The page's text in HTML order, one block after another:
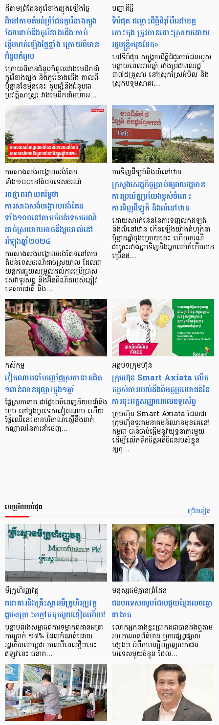
ដីតាមព្រំដែនកូរ៉េខាងត្បូងឡើងថ្លៃ​
ដីនៅតាមតំបន់ព្រំដែនកូរ៉េខាងត្បូង
ដែលជាប់នឹងកូរ៉េខាងជើង ចាប់
ផ្ដើមហក់ឡើងថ្លៃខ្លាំង ក្រោយពីមាន
ជំនួបកំពូល
ក្រោយពីមានជំនួបកំពូលរវាងមេដឹកនាំ
កូរ៉េខាងត្បូង និងកូរ៉េខាងជើង កាលពី
ប៉ុន្មានខែមុននេះ គួបផ្សំនឹងជំនួបជា
ប្រវត្តិសាស្ត្ររ វាងមេដឹកនាំមហាអ…
បញ្ហា​ដីធ្លី
ទីបំផុត ជម្លោះ​ដី​ធ្លី​ដ៏​រ៉ាំរ៉ៃ​នៅ​ខេត្ត​
កោះកុង ត្រូវ​បានដោះស្រាយ​ដោយ​
រដ្ឋមន្ត្រី​«មុខដែក»
នៅទីបំផុត សង្គ្រាម​ដីធ្លី​ដ៏​ជូរ​ចត់ដែល​អូស​
បន្លាយ​ពេល​រាប់​ឆ្នាំ រវាង​ប្រជាពលរដ្ឋ
៣៧៥​គ្រួសារ ​​នៅ​ស្រុក​ស្រែ​អំបិល និង
ស្រុក​បទុម​សាគរ…
ការសាងសង់បង្គោលអង់តែន
ទាំង១០០នៅតំបន់ទេសចរណ៍
អាជ្ញាធរវាយតម្លៃថា
ការសាងសង់បង្គោលអង់តែន
ទាំង១០០នៅតាមតំបន់ទេសចរណ៍
ដាច់ស្រយាលអាចនឹងរួចរាល់នៅ
អំឡុងឆ្នាំ២០២៤
ការសាងសង់បង្គោលអង់តែននៅតាម
តំបន់ទេសចរណ៍ដាច់ស្រយាល ដែលជា
យន្តការជួយសម្រួលដល់ការប្រើប្រាស់
សេវាទូរសព្ទ និងអ៊ិនធឺណិតរបស់ភ្ញៀវ
ទេសចរជាតិ និង…
ការទិញដីឡូត៍និងលំនៅឋាន
ក្រសួងសេដ្ឋកិច្ចប្រាប់ឲ្យពលរដ្ឋមាន
ការប្រយ័ត្នប្រយែងខ្ពស់ចំពោះ
ការទិញដីឡូត៍ និងលំនៅឋាន
ដោយសារកំនើននៃការទិញលក់ដីឡូត៍
និងលំនៅឋាន កើនឡើងយ៉ាងគំហុកនា
ប៉ុន្មានឆ្នាំចុងក្រោយនេះ ហើយករណី
ជម្លោះរវាងអ្នកទិញនិងអ្នកលក់ក៏កើតមាន
ច្រើនផ…
កសិកម្ម
វៀតណាម​នាំ​ចេញ​ផ្លែ​ស្រកា​នាគ​​ជិត
១ពាន់​លាន​ដុល្លារ​ក្នុង​១​ឆ្នាំ
ផ្លែស្រកា​នាគ​ ជា​ផ្លែ​ឈើ​ពេញ​និយម​ដាំ​និង​
ហូប នៅ​ក្នុង​ប្រទេស​វៀតណាម ហើយ​
ផ្លែ​ឈើ​នេះ​មាន​បរិមាណ​ស្មើ​នឹង​ពាក់​
កណ្ដាល​​នៃ​ការនាំចេញ​…
អត្ថបទក្រុមហ៊ុន
ក្រុមហ៊ុន Smart Axiata លើក
កម្ពស់ការយល់ដឹងពីអត្ថប្រយោជន៍នៃ
ការចុះអត្តសញ្ញាណលេខទូរស័ព្ទ
ក្រុមហ៊ុន Smart Axiata ដែលជា
ក្រុមហ៊ុនទូរគមនាគមន៍ឈានមុខគេនៅ
កម្ពុជា បានចាប់ផ្តើមនូវយុទ្ធនាការមួយ
ដើម្បីលើកទឹកចិត្តអតិថិជនរបស់ខ្លួន
ឲ្យចុ…
ច្រើនទៀត
ពេញនិយមបំផុត
មីក្រូ​ហិរញ្ញវត្ថុ
ធនាគារ​និង​គ្រឹះស្ថាន​មីក្រូ​ហិរញ្ញវត្ថុ​
ជួប«គ្រោះ»ក្តៅ​គគុក​មួយ​ទៀត​ហើយ!
បន្ទាប់​ពី​រង​សម្ពាធ​​ពី​ការ​ទម្លាក់​ពិដាន​អត្រា​
ការ​ប្រាក់ ១៨​% ដែល​កំណត់​ដោយ​
រដ្ឋាភិបាល​កម្ពុជា កាល​ពី​ពេល​ថ្មីៗ​នេះ
ឥឡូវ​នេះ ធនាគ…
មនុស្ស​ធម៌​គ្មាន​ព្រំដែន
ជន​បរទេស​៣​រូប​ដែល​ជួយ​ខ្មែរ​លេច​ធ្លោ​
ជាង​គេ
លោកអ្នក​នាង​ខ្លះ​ប្រាកដ​ជា​បាន​​ដឹង​ឮ​តាម​
រយៈ​ការ​អាន​ព័ត៌មាន ឬ​ការ​ផ្សព្វផ្សាយ​
ផ្សេងៗ អំពី​ភាព​ល្បីល្បាញ​របស់​ជន​
បរទេស​មួយ​ចំនួន ដែល…